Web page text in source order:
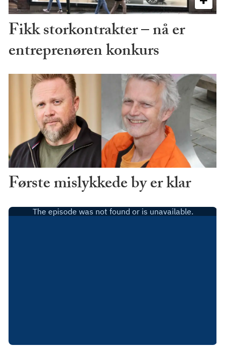
Fikk storkontrakter – nå er
entreprenøren konkurs
Første mislykkede by er klar